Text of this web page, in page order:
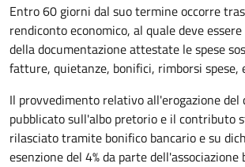
Entro 60 giorni dal suo termine occorre
rendiconto economico, al quale deve
della documentazione attestate le spese
fatture, quietanze, bonifici, rimborsi spese,
Il provvedimento relativo all'erogazione
pubblicatosull'albo pretorio e il contributo
rilasciato tramite bonifico bancario e su
esenzione del 4% da parte dell'associazione